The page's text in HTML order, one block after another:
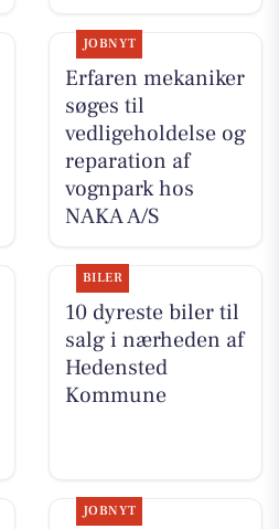
JOBNYT
Erfaren mekaniker
søges til
vedligeholdelse og
reparation af
vognpark hos
NAKA A/S
BILER
10 dyreste biler til
salg i nærheden af
Hedensted
Kommune
JOBNYT